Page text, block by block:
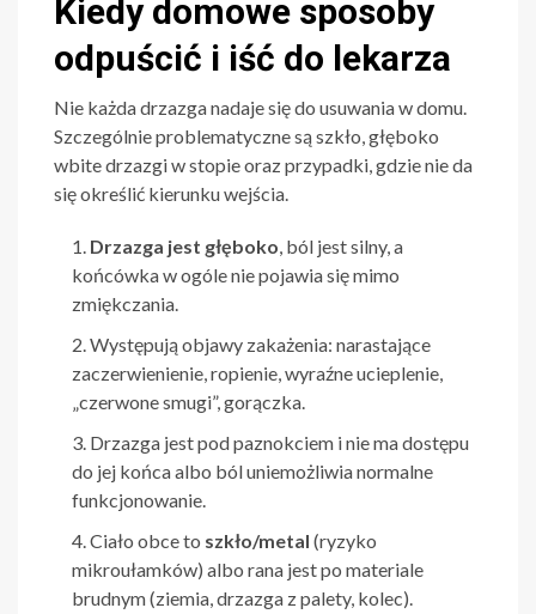
Kiedy domowe sposoby
odpuścić i iść do lekarza
Nie każda drzazga nadaje się do usuwania w domu.
Szczególnie problematyczne są szkło, głęboko
wbite drzazgi w stopie oraz przypadki, gdzie nie da
się określić kierunku wejścia.
Drzazga jest głęboko, ból jest silny, a
końcówka w ogóle nie pojawia się mimo
zmiękczania.
Występują objawy zakażenia: narastające
zaczerwienienie, ropienie, wyraźne ucieplenie,
„czerwone smugi”, gorączka.
Drzazga jest pod paznokciem i nie ma dostępu
do jej końca albo ból uniemożliwia normalne
funkcjonowanie.
Ciało obce to szkło/metal (ryzyko
mikroułamków) albo rana jest po materiale
brudnym (ziemia, drzazga z palety, kolec).